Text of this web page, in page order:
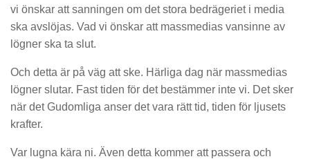
vi önskar att sanningen om det stora bedrägeriet i media
ska avslöjas. Vad vi önskar att massmedias vansinne av
lögner ska ta slut.
Och detta är på väg att ske. Härliga dag när massmedias
lögner slutar. Fast tiden för det bestämmer inte vi. Det sker
när det Gudomliga anser det vara rätt tid, tiden för ljusets
krafter.
Var lugna kära ni. Även detta kommer att passera och